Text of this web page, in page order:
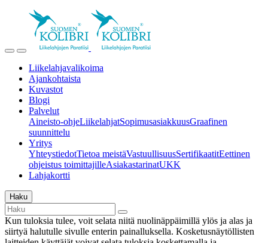
Liikelahjavalikoima
Ajankohtaista
Kuvastot
Blogi
Palvelut
Aineisto-ohjeLiikelahjatSopimusasiakkuusGraafinen
suunnittelu
Yritys
YhteystiedotTietoa meistäVastuullisuusSertifikaatitEettinen
ohjeistus toimittajilleAsiakastarinatUKK
Lahjakortti
Haku
Kun tuloksia tulee, voit selata niitä nuolinäppäimillä ylös ja alas ja
siirtyä halutulle sivulle enterin painalluksella. Kosketusnäytöllisten